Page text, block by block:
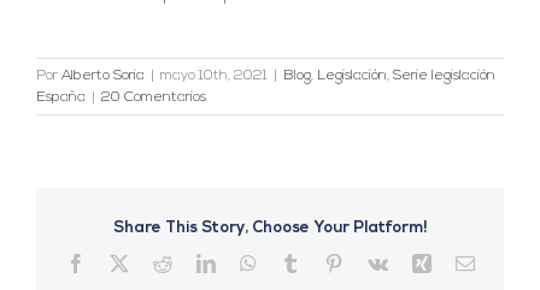
Por Alberto Soria mayo 10th, 2021 Blog, Legislación, Serie legislación
España
20 Comentarios
Share This Story, Choose Your Platform!
Facebook RedditLinkedInWhatsApp
Tumblr Pinterest
Vk Xing Correo